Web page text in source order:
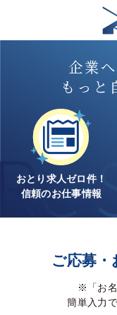
企業
もっと
おとり求人ゼロ件！
信頼のお仕事情報
ご応募・
※「お
簡単入力